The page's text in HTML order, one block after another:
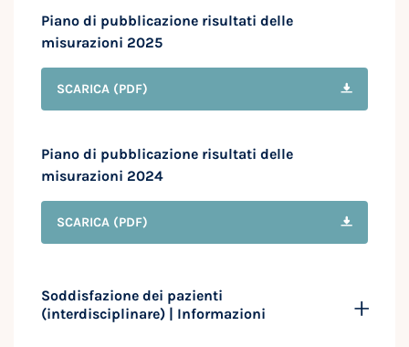
Piano di pubblicazione risultati delle
misurazioni 2025
SCARICA (PDF)
Piano di pubblicazione risultati delle
misurazioni 2024
SCARICA (PDF)
Soddisfazione dei pazienti
(interdisciplinare) | Informazioni